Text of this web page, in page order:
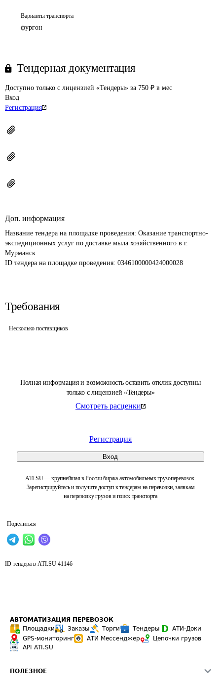
Полная информация и возможность оставить отклик доступны
только с лицензией «Тендеры»
Смотреть расценки
Регистрация
Вход
ATI.SU — крупнейшая в России биржа автомобильных грузоперевозок.
Зарегистрируйтесь и получите доступ к тендерам на перевозки, заявкам
на перевозку грузов и поиск транспорта
Поделиться
Варианты транспорта
фургон
Тендерная документация
Доступно только с лицензией «Тендеры» за 750 ₽ в мес
Вход
Регистрация
Доп. информация
Название тендера на площадке проведения: Оказание транспортно-
экспедиционных услуг по доставке мыла хозяйственного в г.
Мурманск
ID тендера на площадке проведения: 0346100000424000028
Требования
Несколько поставщиков
ID тендера в ATI.SU 41146
АВТОМАТИЗАЦИЯ ПЕРЕВОЗОК
Площадки
Заказы Торги Тендеры
АТИ-Доки
GPS-мониторинг
АТИ Мессенджер
Цепочки грузов
API ATI.SU
ПОЛЕЗНОЕ